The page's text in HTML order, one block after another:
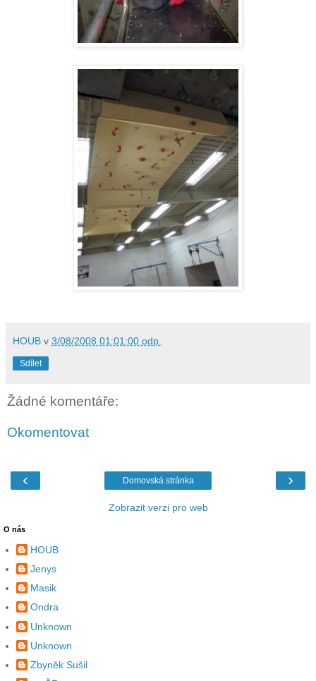
HOUB v 3/08/2008 01:01:00 odp.
Sdílet
Žádné komentáře:
Okomentovat
‹ ›
Domovská stránka
Zobrazit verzi pro web
O nás
HOUB
Jenys
Masik
Ondra
Unknown
Unknown
Zbyněk Sušil